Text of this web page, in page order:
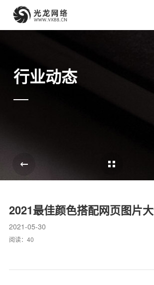
行业动态
2021最佳颜色搭配网页图片
2021-05-30
阅读： 40